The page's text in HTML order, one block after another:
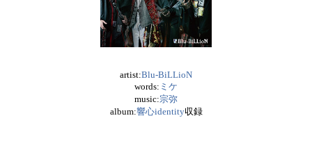
artist:Blu-BiLLioN
words: ミケ
music:宗弥
album:響心identity収録